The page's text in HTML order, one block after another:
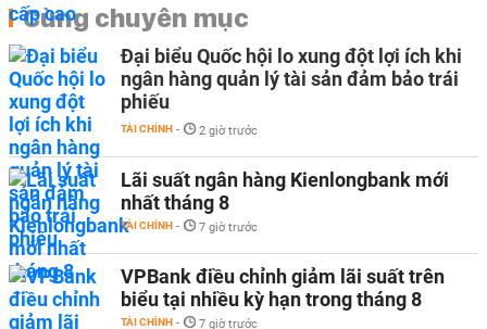
Cùng chuyên mục
Đại biểu Quốc hội lo xung đột lợi ích khi
ngân hàng quản lý tài sản đảm bảo trái
phiếu
TÀI CHÍNH - 2 giờ trước
Lãi suất ngân hàng Kienlongbank mới
nhất tháng 8
TÀI CHÍNH - 7 giờ trước
VPBank điều chỉnh giảm lãi suất trên
biểu tại nhiều kỳ hạn trong tháng 8
TÀI CHÍNH - 7 giờ trước